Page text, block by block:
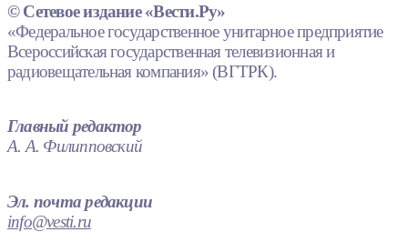
© Сетевое издание «Вести.Ру»
«Федеральное государственное унитарное предприятие
Всероссийская государственная телевизионная и
радиовещательная компания» (ВГТРК).
Главный редактор
А. А. Филипповский
Эл. почта редакции
info@vesti.ru